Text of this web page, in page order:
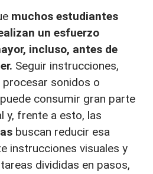
muchos estudiantes
un esfuerzo
incluso, antes de
Seguir instrucciones,
sonidos o
consumir gran parte
y, frente a esto, las
buscan reducir esa
instrucciones visuales y
divididas en pasos,